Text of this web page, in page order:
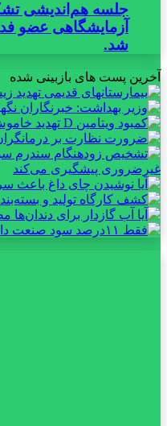
جلسه هم‌اندیشی
آزمایشگاهی عضو
شد.
آخرین پست های بازبینی شده